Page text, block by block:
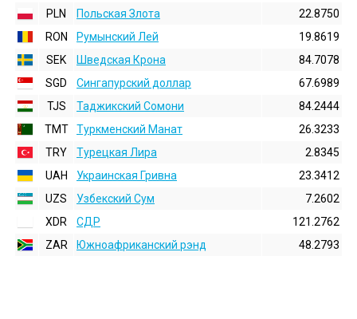
PLN
Польская Злота
22.8750
RON
Румынский Лей
19.8619
SEK
Шведская Крона
84.7078
SGD
Сингапурский доллар
67.6989
TJS
Таджикский Сомони
84.2444
TMT
Туркменский Манат
26.3233
TRY
Турецкая Лира
2.8345
UAH
Украинская Гривна
23.3412
UZS
Узбекский Сум
7.2602
XDR
СДР
121.2762
ZAR
Южноафриканский рэнд 48.2793